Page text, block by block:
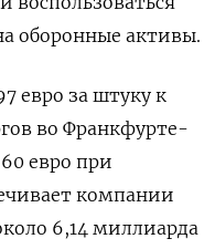
оборонные активы.
евро за штуку к
во Франкфурте-
евро при
компании
6,14 миллиарда